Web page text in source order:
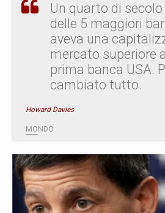
Un quarto di
delle 5 maggiori
aveva una
mercato superiore
prima banca USA.
cambiato tutto.
Howard Davies
MONDO